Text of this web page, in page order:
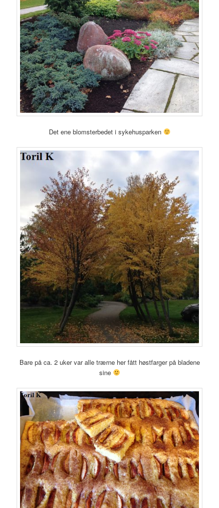
Det ene blomsterbedet i sykehusparken
Bare på ca. 2 uker var alle trærne her fått høstfarger på bladene
sine